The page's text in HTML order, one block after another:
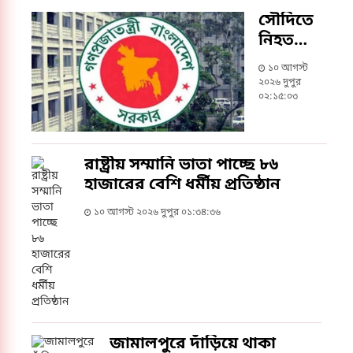
করেন।
সৌদিতে
নিহতদের
মরদেহ
দেশে
ফেরাতে
নিচ্ছে
সরকার
১০ আগস্ট
২০২৬ দুপুর
০২:১৫:০৩
রাষ্ট্রীয় সম্মানি ভাতা পাচ্ছে ৮৬
হাজারের বেশি ধর্মীয় প্রতিষ্ঠান
১০ আগস্ট ২০২৬ দুপুর ০১:৩৪:৩৬
জামালপুরে দাঁড়িয়ে থাকা